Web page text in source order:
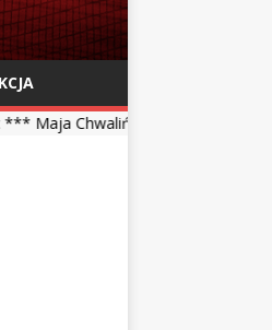
5-7, 1-6 Talia Gibson ***